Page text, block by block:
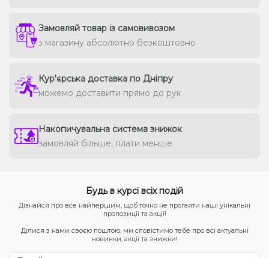
Замовляй товар із самовивозом
з магазину абсолютно безкоштовно
Кур'єрська доставка по Дніпру
можемо доставити прямо до рук
Накопичувальна система знижок
замовляй більше, плати менше
Будь в курсі всіх подій
Дізнайся про все найпершим, щоб точно не прогаяти наші унікальні
пропозиції та акції!
Ділися з нами своєю поштою, ми сповістимо тебе про всі актуальні
новинки, акції та знижки!